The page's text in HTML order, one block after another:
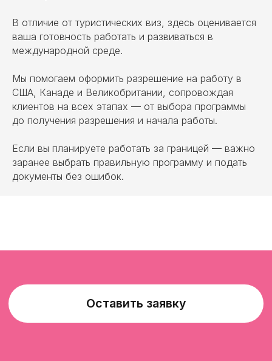
В отличие от туристических виз, здесь оценивается
ваша готовность работать и развиваться в
международной среде.
Мы помогаем оформить разрешение на работу в
США, Канаде и Великобритании, сопровождая
клиентов на всех этапах — от выбора программы
до получения разрешения и начала работы.
Если вы планируете работать за границей — важно
заранее выбрать правильную программу и подать
документы без ошибок.